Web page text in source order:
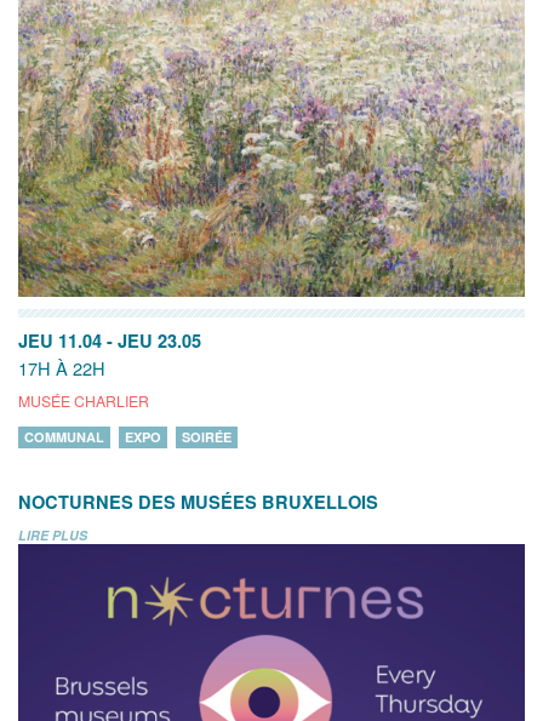
JEU 11.04 - JEU 23.05
17H À 22H
MUSÉE CHARLIER
COMMUNAL EXPO SOIRÉE
NOCTURNES DES MUSÉES BRUXELLOIS
LIRE PLUS